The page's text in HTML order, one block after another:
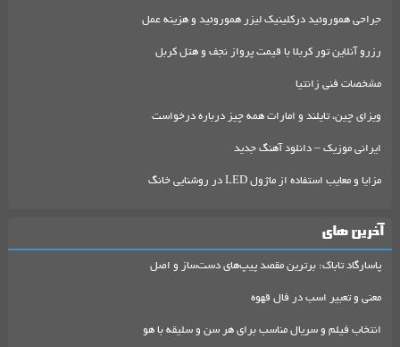
جراحی هموروئید درکلینیک لیزر هموروئید و هزینه عمل
رزرو آنلاین تور کربلا با قیمت پرواز نجف و هتل کربل
مشخصات فنی زانتیا
ویزای چین، تایلند و امارات همه چیز درباره درخواست
ایرانی موزیک – دانلود آهنگ جدید
مزایا و معایب استفاده از ماژول LED در روشنایی خانگ
آخرین های
پاسارگاد تاباک: برترین مقصد پیپ‌های دست‌ساز و اصل
معنی و تعبیر اسب در فال قهوه
انتخاب فیلم و سریال مناسب برای هر سن و سلیقه با هو